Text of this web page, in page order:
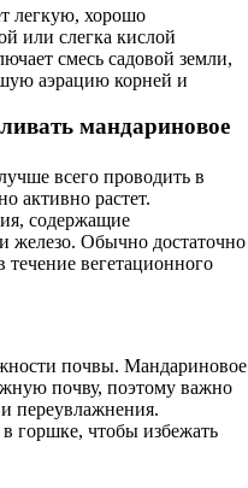
легкую, хорошо
или слегка кислой
смесь садовой земли,
аэрацию корней и
мандариновое
всего проводить в
активно растет.
содержащие
железо. Обычно достаточно
течение вегетационного
почвы. Мандариновое
почву, поэтому важно
переувлажнения.
горшке, чтобы избежать